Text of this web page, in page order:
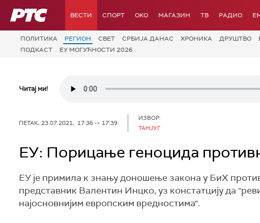
РТС ВЕСТИ СПОРТ OKO МАГАЗИН ТВ РАДИО
ПОЛИТИКА РЕГИОН СВЕТ СРБИЈА ДАНАС ХРОНИКА ДРУШТВО
ПОДКАСТ
ЕУ МОГУЋНОСТИ 2026
Читај ми!
ПЕТАК, 23.07.2021, 17:36 -> 17:39
ИЗВОР:
ТАНЈУГ
ЕУ: Порицање геноцида
ЕУ је примила к знању доношење закона у БиХ
представник Валентин Инцко, уз констатцију да
најосновнијим европским вредностима".